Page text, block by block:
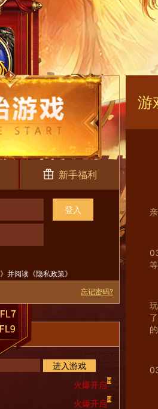
新手福利
登入
》并阅读《隐私政策》
忘记密码?
进入游戏
火爆开启H
火爆开启H
游